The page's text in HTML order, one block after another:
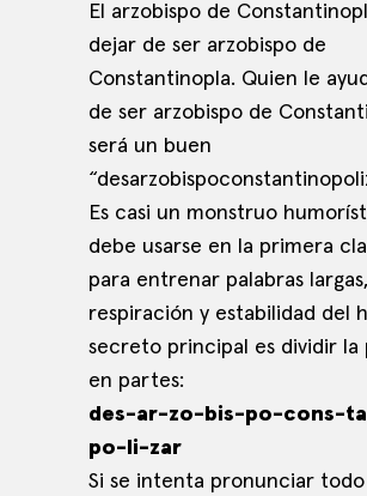
El arzobispo de
dejar de ser arzobispo de
Constantinopla. Quien le
de ser arzobispo de
será un buen
Es casi un monstruo
debe usarse en la primera
para entrenar palabras largas,
respiración y estabilidad del
secreto principal es dividir la
en partes:
des-ar-zo-bis-po-cons-
po-li-zar
Si se intenta pronunciar